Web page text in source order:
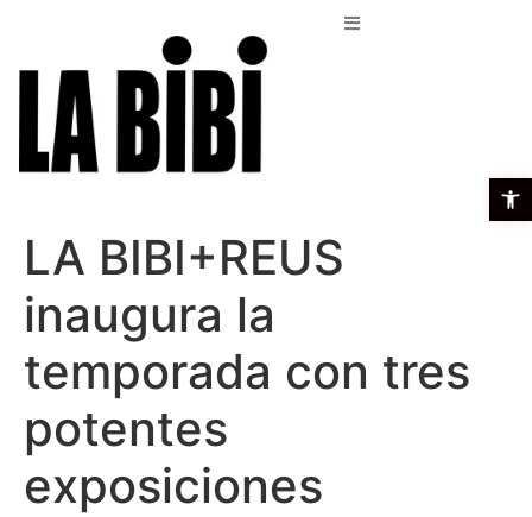
LA BIBI+REUS
inaugura la
temporada con tres
potentes
exposiciones